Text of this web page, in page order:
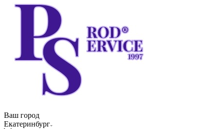
Ваш город
Екатеринбург